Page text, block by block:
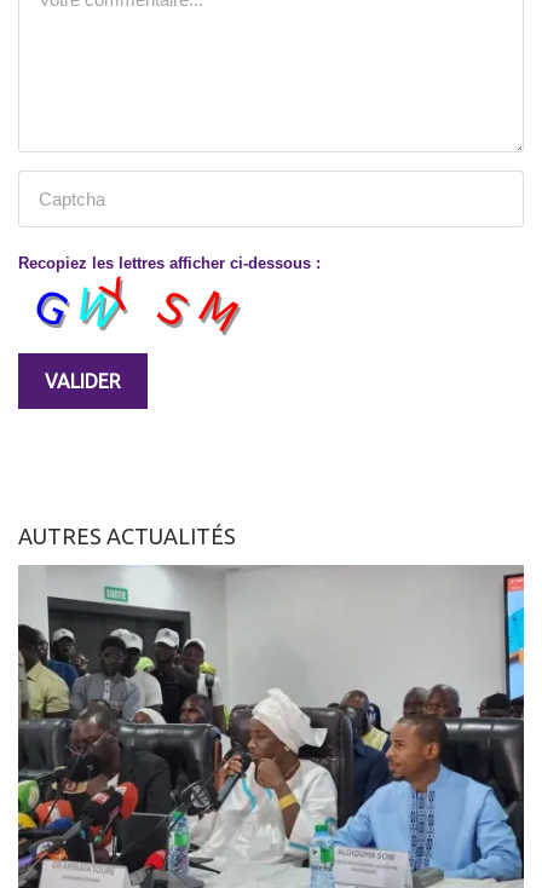
Recopiez les lettres afficher ci-dessous :
AUTRES ACTUALITÉS